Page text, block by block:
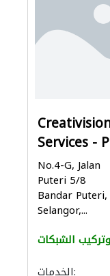
Services -
No.4-G, Jalan
Puteri 5/8
Bandar Puteri,
Selangor,...
الشبكات
الخدمات: